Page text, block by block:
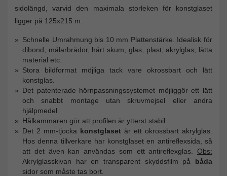
sidolängd, varvid den maximala storleken för konstglaset
ligger på 125x215 m.
Schnelle Umrahmung bis 10 mm Plattenstärke. Idealisk för
dibond, målarbrädor, hårt skum, glas, plast, akrylglas, lätta
material etc.
Stora bildformat möjliga tack vare okrossbart och lätt
konstglas.
Det patenterade hörnpassningssystemet möjliggör ett lätt
och snabbt montage utan skruvmejsel eller andra
hjälpmedel
Hålkammaren gör att profilen är ytterst stabil
Det 2 mm-tjocka konstglaset är ett okrossbart akrylglas.
Hos denna tillverkare har konstglaset en antireflexsida, så
att det även kan användas som ett antireflexglas. Obs:
Akrylglasskivan har en transparent skyddsfilm på båda
sidor som måste tas bort.